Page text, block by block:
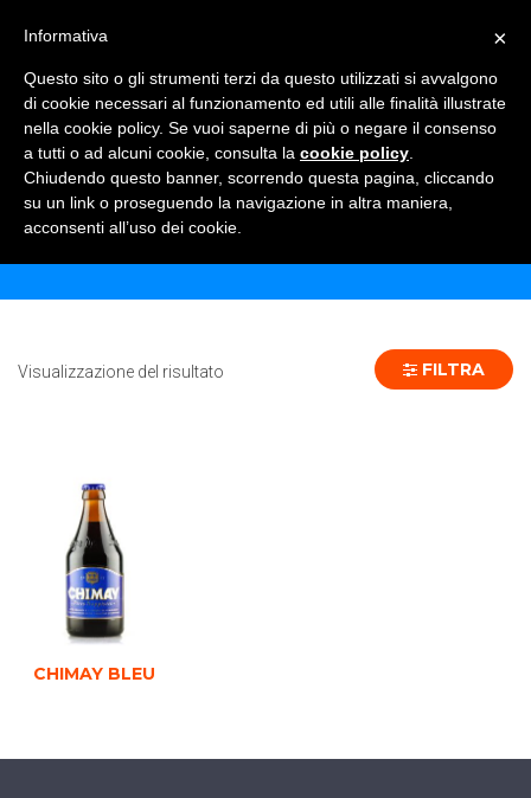
CHIMAY BLEU 33 CL VP - 24 PZ
Home Prodotto Formato
Visualizzazione del risultato FILTRA
CHIMAY BLEU
×
Informativa
Questo sito o gli strumenti terzi da questo utilizzati si avvalgono
di cookie necessari al funzionamento ed utili alle finalità illustrate
nella cookie policy. Se vuoi saperne di più o negare il consenso
a tutti o ad alcuni cookie, consulta la cookie policy
Chiudendo questo banner, scorrendo questa pagina, cliccando
su un link o proseguendo la navigazione in altra maniera,
acconsenti all’uso dei cookie.